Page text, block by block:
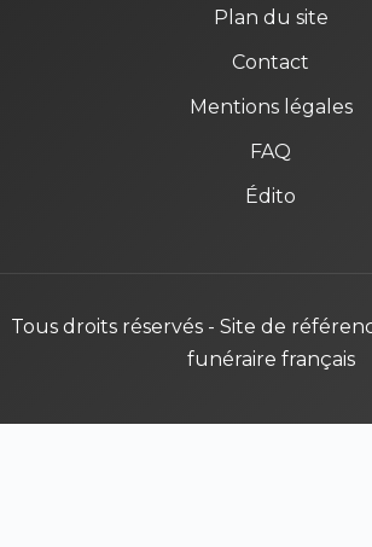
Plan du site
Contact
Mentions légales
FAQ
Édito
Tous droits réservés - Site de
funéraire français